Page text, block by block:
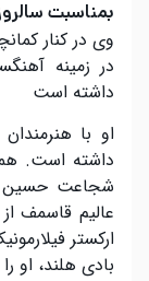
بمناسبت
وی در کنار
در زمینه
داشته است
او با
داشته است.
شجاعت حسین
عالیم قاسمف از
ارکستر
بادی هلند، او